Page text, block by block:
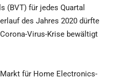
(BVT) für jedes Quartal
des Jahres 2020 dürfte
Virus-Krise bewältigt
für Home Electronics-